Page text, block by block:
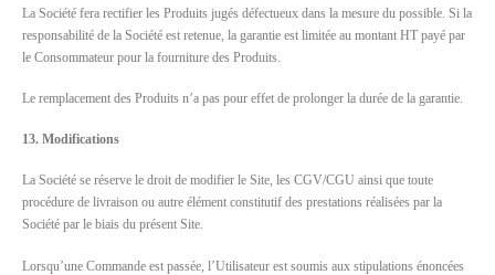
La Société fera rectifier les Produits jugés défectueux dans la mesure du possible. Si la
responsabilité de la Société est retenue, la garantie est limitée au montant HT payé par
le Consommateur pour la fourniture des Produits.
Le remplacement des Produits n’a pas pour effet de prolonger la durée de la garantie.
13. Modifications
La Société se réserve le droit de modifier le Site, les CGV/CGU ainsi que toute
procédure de livraison ou autre élément constitutif des prestations réalisées par la
Société par le biais du présent Site.
Lorsqu’une Commande est passée, l’Utilisateur est soumis aux stipulations énoncées